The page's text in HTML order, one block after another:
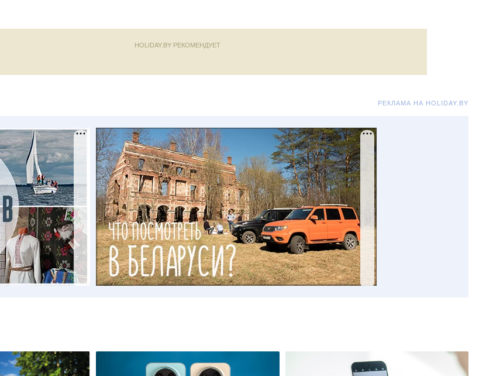
верующих началось лишь в 1992 году. Происходило это в судебном порядке усилиями ксендза
Проект костела разрабатывался в Барановичах, часть вещей, когда-то принадлежавших костелу,
– особое достояние страны. Обязательно побывайте в Каменецком костеле, постойте на этом месте,
исторических событий, коснувшихся когда-то этого католического прихода.
25 августа 2014
HOLIDAY.BY РЕКОМЕНДУЕТ
РЕКЛАМА НА HOLIDAY.BY